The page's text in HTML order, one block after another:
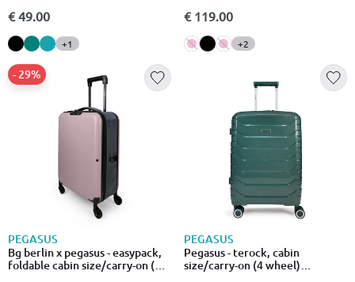
€ 49.00
+1
€ 119.00
+2
PEGASUS
Bg berlin x pegasus - easypack,
foldable cabin size/carry-on (4
- 29%
PEGASUS
Pegasus - terock, cabin
size/carry-on (4 wheel)